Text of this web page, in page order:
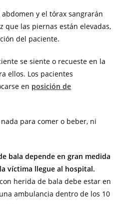
y el tórax sangrarán
que las piernas están elevadas,
del paciente.
se siente o recueste en la
ellos. Los pacientes
en posición de
para comer o beber, ni
bala depende en gran medida
víctima llegue al hospital.
herida de bala debe estar en
ambulancia dentro de los 10